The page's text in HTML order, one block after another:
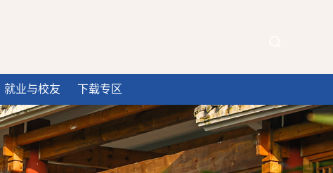
就业与校友 下载专区